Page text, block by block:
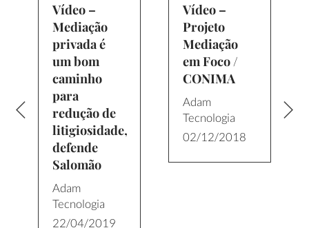
Vídeo –
Mediação
privada é
um bom
caminho
para
redução de
litigiosidade,
defende
Salomão
Adam
Tecnologia
22/04/2019
Vídeo –
Projeto
Mediação
em Foco /
CONIMA
Adam
Tecnologia
02/12/2018